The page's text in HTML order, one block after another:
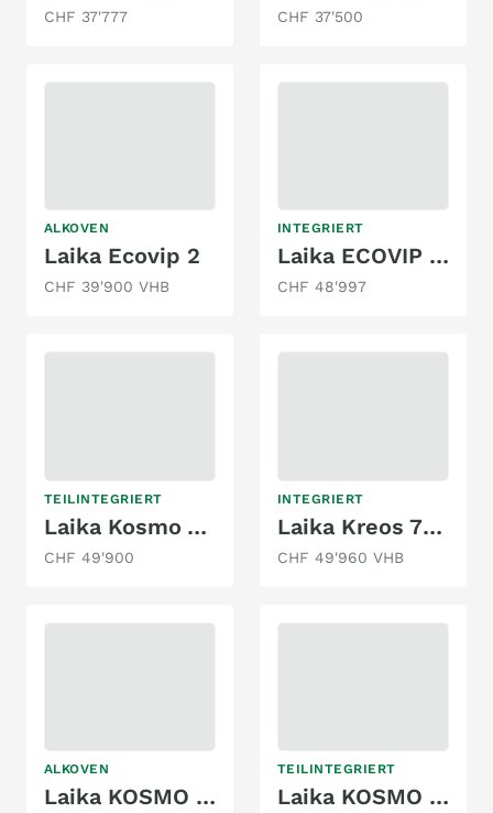
CHF 37'777 CHF 37'500
ALKOVEN
Laika Ecovip 2
CHF 39'900 VHB
INTEGRIERT
Laika ECOVIP 609 2,3 DIESEL FIAT DUCATO
CHF 48'997
TEILINTEGRIERT
Laika Kosmo V9, Fiat Ducato 2.2MJ 140PS
CHF 49'900
INTEGRIERT
Laika Kreos 7012
CHF 49'960 VHB
ALKOVEN
Laika KOSMO F 261 2,3 DIESEL FIAT DUCATO
TEILINTEGRIERT
Laika KOSMO 209